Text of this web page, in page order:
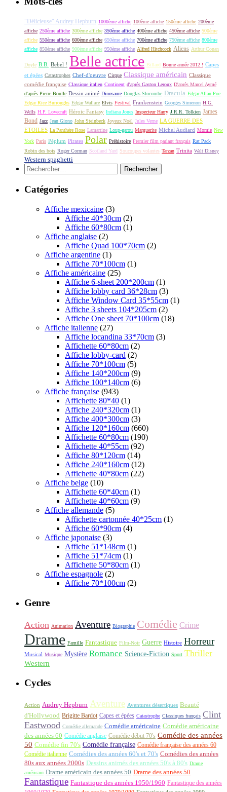
"Délicieuse" Audrey Hepburn 1000ème affiche 100ème affiche 150ème affiche 200ème
affiche 250ème affiche 300ème affiche 350ème affiche 400ème affiche 450ème affiche 500ème
affiche 550ème affiche 600ème affiche 650ème affiche 700ème affiche 750ème affiche 800ème
affiche 850ème affiche 900ème affiche 950ème affiche Alfred Hitchcock Aliens Arthur Conan
Doyle B.B. Bebel ! Belle actrice Billard Bonne année 2012 ! Capes
et épées Catastrophes Chef-d'oeuvre Cirque Classique américain Classique
comédie française Classique italien Continent d'après Gaston Leroux D'après Marcel Aymé
d'après Pierre Boulle Dessin animé Dinosaure Douglas Slocombe Dracula Edgar Allan Poe
Edgar Rice Burroughs Edgar Wallace Elvis Festival Frankenstein Georges Simenon H.G.
Wells H.P. Lovecraft Héroic Fantasy Indiana Jones Inspecteur Harry J.R.R. Tolkien James
Bond Jazz Jean Giono John Steinbeck Joyeux Noël Jules Verne LA GUERRE DES
ETOILES La Panthère Rose Lamartine Loup-garou Marguerite Michel Audiard Momie New
York Paris Péplum Pirates Polar Préhistoire Premier film parlant français Rat Pack
Robin des bois Roger Corman Scotland Yard Soucoupes volantes Tarzan Trinita Walt Disney
Western spaghetti
Rechercher :
Catégories
Affiche mexicaine (3)
Affiche 40*30cm (2)
Affiche 60*80cm (1)
Affiche anglaise (2)
Affiche Quad 100*70cm (2)
Affiche argentine (1)
Affiche 70*100cm (1)
Affiche américaine (25)
Affiche 6-sheet 200*200cm (1)
Affiche lobby card 36*28cm (3)
Affiche Window Card 35*55cm (1)
Affiche 3 sheets 104*205cm (2)
Affiche One sheet 70*100cm (18)
Affiche italienne (27)
Affiche locandina 33*70cm (3)
Affichette 60*80cm (2)
Affiche lobby-card (2)
Affiche 70*100cm (5)
Affiche 140*200cm (9)
Affiche 100*140cm (6)
Affiche française (943)
Affichette 80*40 (1)
Affiche 240*320cm (1)
Affiche 400*300cm (3)
Affiche 120*160cm (660)
Affichette 60*80cm (190)
Affichette 40*55cm (92)
Affiche 80*120cm (14)
Affiche 240*160cm (12)
Affichette 40*80cm (22)
Affiche belge (10)
Affichette 60*40cm (1)
Affichette 40*60cm (9)
Affiche allemande (5)
Affichette cartonnée 40*25cm (1)
Affiche 60*90cm (4)
Affiche japonaise (3)
Affiche 51*148cm (1)
Affiche 51*74cm (1)
Affichette 50*80cm (1)
Affiche espagnole (2)
Affiche 70*100cm (2)
Genre
Action Animation Aventure Biographie Comédie Crime
Drame Famille Fantastique Film-Noir Guerre Histoire Horreur
Musical Musique Mystère Romance Science-Fiction Sport Thriller
Western
Cycles
Action Audrey Hepburn Aventure Aventures désertiques Beauté
d'Hollywood Brigitte Bardot Capes et épées Catastrophe Classiques français Clint
Eastwood Comédie allemande Comédie américaine Comédie américaine
des années 60 Comédie anglaise Comédie début 70's Comédie des années
50 Comédie fin 70's Comédie française Comédie française des années 60
Comédie italienne Comédies des années 60's et 70's Comédies des années
80s aux années 2000s Dessins animés des années 50's à 80's Drame
américain Drame américain des années 50 Drame des années 50
Fantastique Fantastique des années 1950/1960 Fantastique des années